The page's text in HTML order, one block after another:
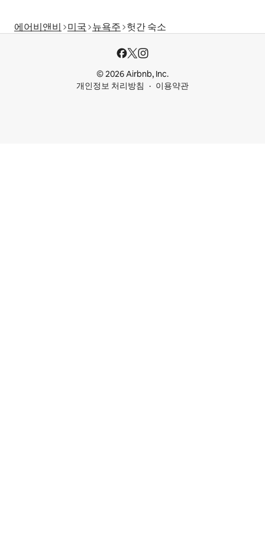
에어비앤비 미국 뉴욕주 헛간 숙소
© 2026 Airbnb, Inc.
개인정보 처리방침
이용약관